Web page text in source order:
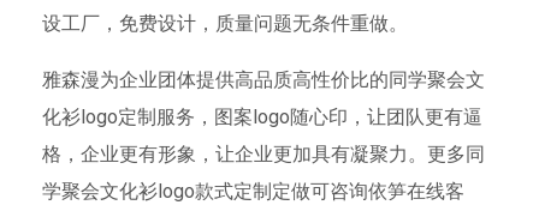
设工厂，免费设计，质量问题无条件重做。
雅森漫为企业团体提供高品质高性价比的同学聚会文
化衫logo定制服务，图案logo随心印，让团队更有逼
格，企业更有形象，让企业更加具有凝聚力。更多同
学聚会文化衫logo款式定制定做可咨询依笋在线客